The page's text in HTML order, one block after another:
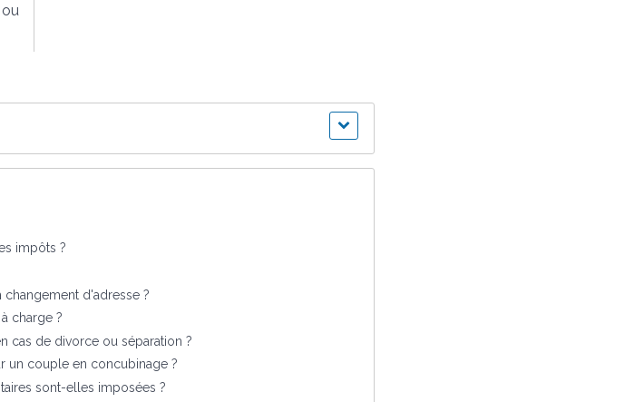
impôts ?
d'adresse ?
charge ?
cas de divorce ou séparation ?
un couple en concubinage ?
sont-elles imposées ?